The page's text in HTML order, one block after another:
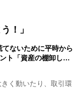
！」
てないために平時から
ト「資産の棚卸し…
く動いたり、取引環